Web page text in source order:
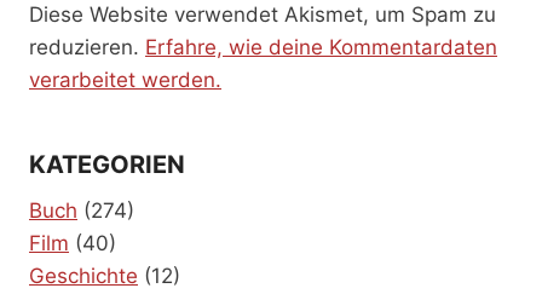
Diese Website verwendet Akismet, um Spam zu
reduzieren. Erfahre, wie deine Kommentardaten
verarbeitet werden.
KATEGORIEN
Buch (274)
Film (40)
Geschichte (12)